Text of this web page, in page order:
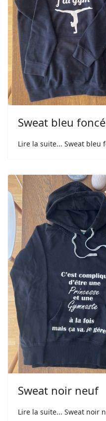
Sweat bleu foncé
Sweat noir neuf